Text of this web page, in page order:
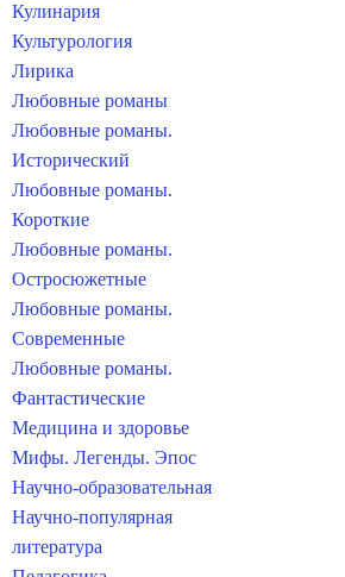
Кулинария
Культурология
Лирика
Любовные романы
Любовные романы.
Исторический
Любовные романы.
Короткие
Любовные романы.
Остросюжетные
Любовные романы.
Современные
Любовные романы.
Фантастические
Медицина и здоровье
Мифы. Легенды. Эпос
Научно-образовательная
Научно-популярная
литература